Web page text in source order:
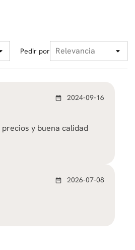
Pedir por
date_range 2024-09-16
y buena calidad
date_range 2026-07-08